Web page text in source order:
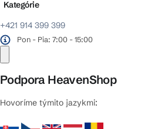
+421 914 399 399
Pon - Pia: 7:00 - 15:00
Podpora HeavenShop
Hovoríme týmito jazykmi:
Kategórie